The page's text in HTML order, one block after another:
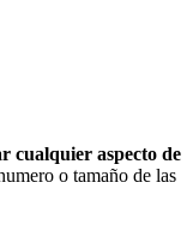
cualquier aspecto de
o tamaño de las